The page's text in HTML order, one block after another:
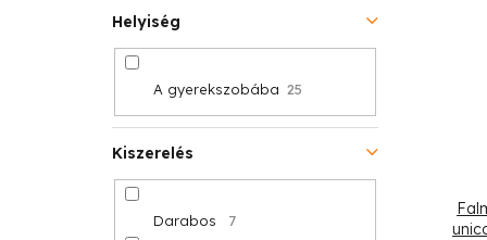
Helyiség
A gyerekszobába 25
Kiszerelés
Darabos 7